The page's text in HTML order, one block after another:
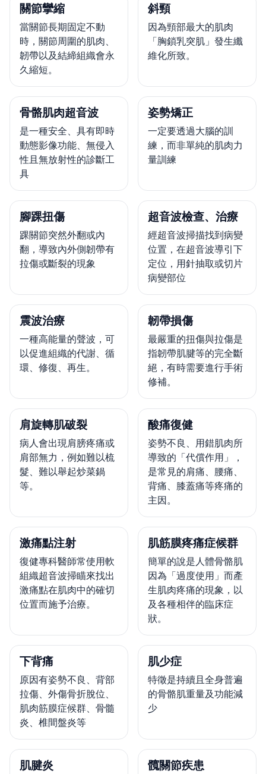
關節攣縮
當關節長期固定不動
時，關節周圍的肌肉、
韌帶以及結締組織會永
久縮短。
斜頸
因為頸部最大的肌肉
「胸鎖乳突肌」發生纖
維化所致。
骨骼肌肉超音波
是一種安全、具有即時
動態影像功能、無侵入
性且無放射性的診斷工
具
姿勢矯正
一定要透過大腦的訓
練，而非單純的肌肉力
量訓練
腳踝扭傷
踝關節突然外翻或內
翻，導致內外側韌帶有
拉傷或斷裂的現象
超音波檢查、治療
經超音波掃描找到病變
位置，在超音波導引下
定位，用針抽取或切片
病變部位
震波治療
一種高能量的聲波，可
以促進組織的代謝、循
環、修復、再生。
韌帶損傷
最嚴重的扭傷與拉傷是
指韌帶肌腱等的完全斷
絕，有時需要進行手術
修補。
肩旋轉肌破裂
病人會出現肩膀疼痛或
肩部無力，例如難以梳
髮、難以舉起炒菜鍋
等。
酸痛復健
姿勢不良、用錯肌肉所
導致的「代償作用」，
是常見的肩痛、腰痛、
背痛、膝蓋痛等疼痛的
主因。
激痛點注射
復健專科醫師常使用軟
組織超音波掃瞄來找出
激痛點在肌肉中的確切
位置而施予治療。
肌筋膜疼痛症候群
簡單的說是人體骨骼肌
因為「過度使用」而產
生肌肉疼痛的現象，以
及各種相伴的臨床症
狀。
下背痛
原因有姿勢不良、背部
拉傷、外傷骨折脫位、
肌肉筋膜症候群、骨髓
炎、椎間盤炎等
肌少症
特徵是持續且全身普遍
的骨骼肌重量及功能減
少
肌腱炎 髖關節疾患